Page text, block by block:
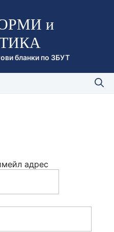
и
бланки по ЗБУТ
адрес